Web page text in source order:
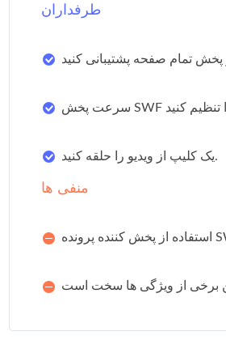
طرفداران
یک کلیپ از ویدیو را حلقه کنید.
منفی ها